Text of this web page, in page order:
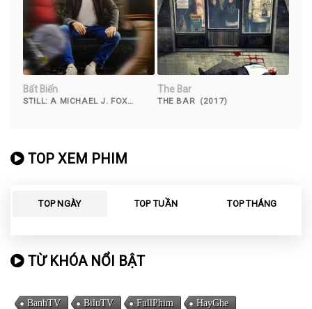
Bất Biến
STILL: A MICHAEL J. FOX
The Bar
THE BAR (2017)
TOP XEM PHIM
TOP NGÀY TOP TUẦN TOP THÁNG
TỪ KHÓA NỔI BẬT
BanhTV BiluTV FullPhim HayGhe